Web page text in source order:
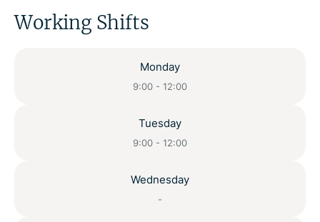
Working Shifts
Monday
9:00 - 12:00
Tuesday
9:00 - 12:00
Wednesday
-